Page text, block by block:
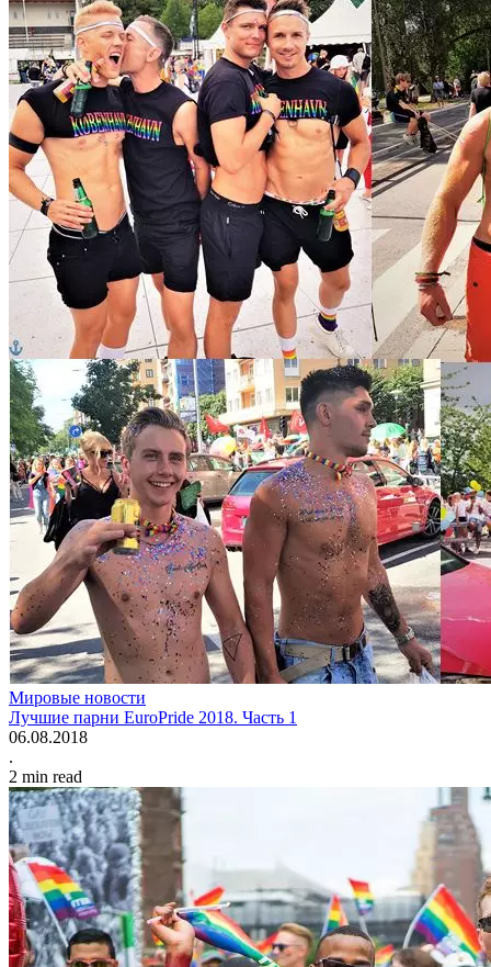
Мировые новости
Лучшие парни EuroPride 2018. Часть 1
06.08.2018
.
2 min read